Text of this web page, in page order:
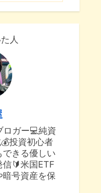
人
ロガー💻純資
投資初心者
きる優しい
🔰米国ETF
号資産を保